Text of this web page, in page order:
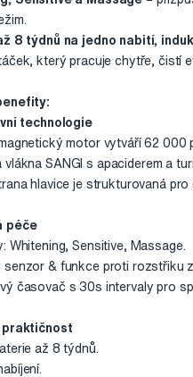
8 týdnů na jedno nabití,
který pracuje chytře, čistí
technologie
motor vytváří 62
vlákna SANGI s apaciderem a
hlavice je strukturovaná pro
péče
Whitening, Sensitive, Massage.
senzor & funkce proti rozstřiku
časovač s 30s intervaly pro
praktičnost
až 8 týdnů.